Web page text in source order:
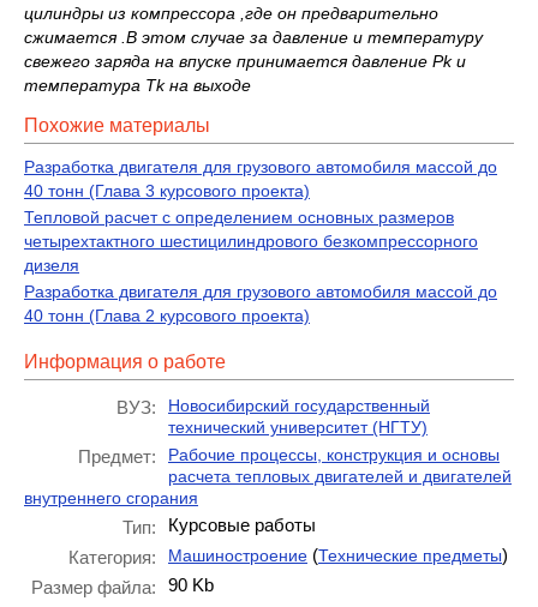
цилиндры из компрессора ,где он предварительно
сжимается .В этом случае за давление и температуру
свежего заряда на впуске принимается давление Pk и
температура Tk на выходе
Похожие материалы
Разработка двигателя для грузового автомобиля массой до
40 тонн (Глава 3 курсового проекта)
Тепловой расчет с определением основных размеров
четырехтактного шестицилиндрового безкомпрессорного
дизеля
Разработка двигателя для грузового автомобиля массой до
40 тонн (Глава 2 курсового проекта)
Информация о работе
ВУЗ:
Новосибирский государственный
технический университет (НГТУ)
Предмет:
Рабочие процессы, конструкция и основы
расчета тепловых двигателей и двигателей
внутреннего сгорания
Тип:
Курсовые работы
Категория:
Машиностроение (Технические предметы)
Размер файла:
90 Kb